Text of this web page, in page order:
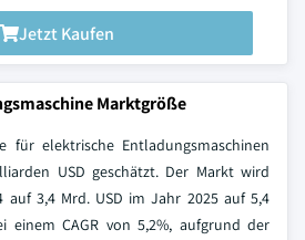
Jetzt Kaufen
Marktgröße
für elektrische Entladungsmaschinen
USD geschätzt. Der Markt wird
auf 3,4 Mrd. USD im Jahr 2025 auf 5,4
einem CAGR von 5,2%, aufgrund der